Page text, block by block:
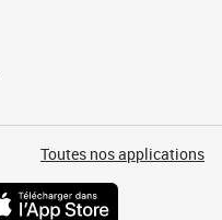
Toutes nos applications